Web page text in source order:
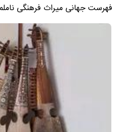
فهرست جهانی میراث فرهنگی